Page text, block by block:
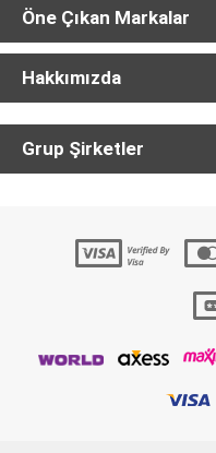
Öne Çıkan Markalar
Hakkımızda
Grup Şirketler